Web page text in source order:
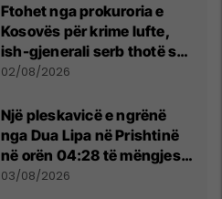
Ftohet nga prokuroria e
Kosovës për krime lufte,
ish-gjenerali serb thotë se
dikush e tradhtoi në
02/08/2026
Një pleskavicë e ngrënë
nga Dua Lipa në Prishtinë
në orën 04:28 të mëngjesit
- dhe bota digjitale serbe
03/08/2026